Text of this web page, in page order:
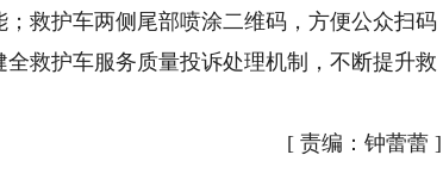
救护车两侧尾部喷涂二维码，方便公众扫码
救护车服务质量投诉处理机制，不断提升救
[ 责编：钟蕾蕾 ]